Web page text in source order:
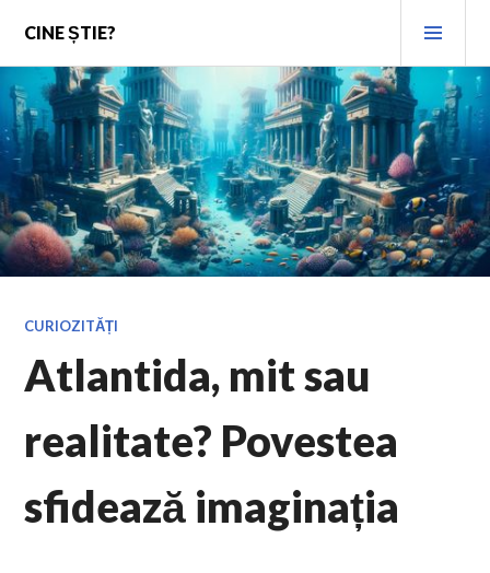
content
CINE ȘTIE?
CURIOZITĂȚI
Atlantida, mit sau
realitate? Povestea
sfidează imaginația